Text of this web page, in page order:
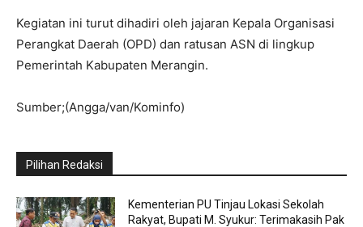
Kegiatan ini turut dihadiri oleh jajaran Kepala Organisasi
Perangkat Daerah (OPD) dan ratusan ASN di lingkup
Pemerintah Kabupaten Merangin.
Sumber;(Angga/van/Kominfo)
Pilihan Redaksi
Kementerian PU Tinjau Lokasi Sekolah
Rakyat, Bupati M. Syukur: Terimakasih Pak